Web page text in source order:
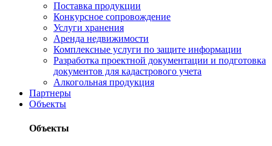
Поставка продукции
Конкурсное сопровождение
Услуги хранения
Аренда недвижимости
Комплексные услуги по защите информации
Разработка проектной документации и подготовка
документов для кадастрового учета
Алкогольная продукция
Партнеры
Объекты
Объекты